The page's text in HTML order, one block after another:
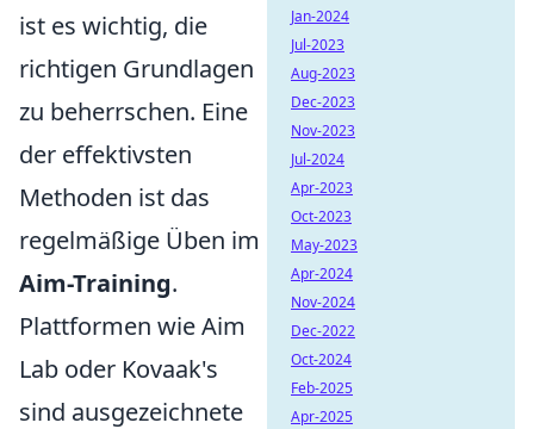
ist es wichtig, die
richtigen Grundlagen
zu beherrschen. Eine
der effektivsten
Methoden ist das
regelmäßige Üben im
Aim-Training.
Plattformen wie Aim
Lab oder Kovaak's
sind ausgezeichnete
Jan-2024
Jul-2023
Aug-2023
Dec-2023
Nov-2023
Jul-2024
Apr-2023
Oct-2023
May-2023
Apr-2024
Nov-2024
Dec-2022
Oct-2024
Feb-2025
Apr-2025